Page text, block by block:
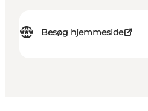
Besøg hjemmeside